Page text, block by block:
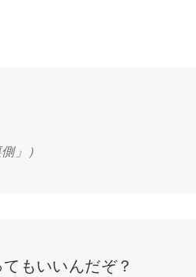
」）
もいいんだぞ？